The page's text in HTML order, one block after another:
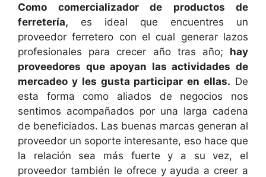
Como comercializador de productos de
ferretería, es ideal que encuentres un
proveedor ferretero con el cual generar lazos
profesionales para crecer año tras año; hay
proveedores que apoyan las actividades de
mercadeo y les gusta participar en ellas. De
esta forma como aliados de negocios nos
sentimos acompañados por una larga cadena
de beneficiados. Las buenas marcas generan al
proveedor un soporte interesante, eso hace que
la relación sea más fuerte y a su vez, el
proveedor también le ofrece y ayuda a creer a